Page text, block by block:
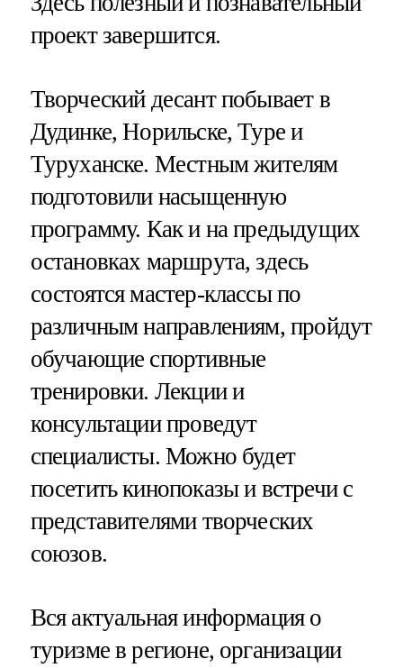
проект завершится.
Творческий десант побывает в
Дудинке, Норильске, Туре и
Туруханске. Местным жителям
подготовили насыщенную
программу. Как и на предыдущих
остановках маршрута, здесь
состоятся мастер-классы по
различным направлениям, пройдут
обучающие спортивные
тренировки. Лекции и
консультации проведут
специалисты. Можно будет
посетить кинопоказы и встречи с
представителями творческих
союзов.
Вся актуальная информация о
туризме в регионе, организации